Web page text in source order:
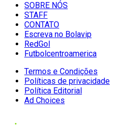
SOBRE NÓS
STAFF
CONTATO
Escreva no Bolavip
RedGol
Futbolcentroamerica
Termos e Condições
Políticas de privacidade
Política Editorial
Ad Choices